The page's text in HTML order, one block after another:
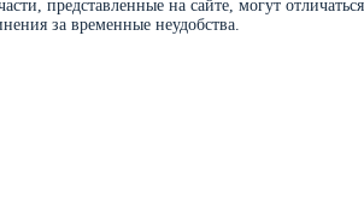
представленные на сайте, могут
за временные неудобства.